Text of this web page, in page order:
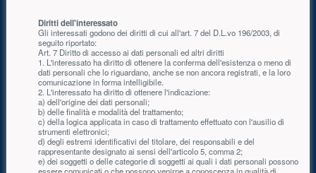
Diritti dell'interessato
Gli interessati godono dei diritti di cui all'art. 7 del D.L.vo 196/2003, di
seguito riportato:
Art. 7 Diritto di accesso ai dati personali ed altri diritti
1. L'interessato ha diritto di ottenere la conferma dell'esistenza o meno di
dati personali che lo riguardano, anche se non ancora registrati, e la loro
comunicazione in forma intelligibile.
2. L'interessato ha diritto di ottenere l'indicazione:
a) dell'origine dei dati personali;
b) delle finalità e modalità del trattamento;
c) della logica applicata in caso di trattamento effettuato con l'ausilio di
strumenti elettronici;
d) degli estremi identificativi del titolare, dei responsabili e del
rappresentante designato ai sensi dell'articolo 5, comma 2;
e) dei soggetti o delle categorie di soggetti ai quali i dati personali possono